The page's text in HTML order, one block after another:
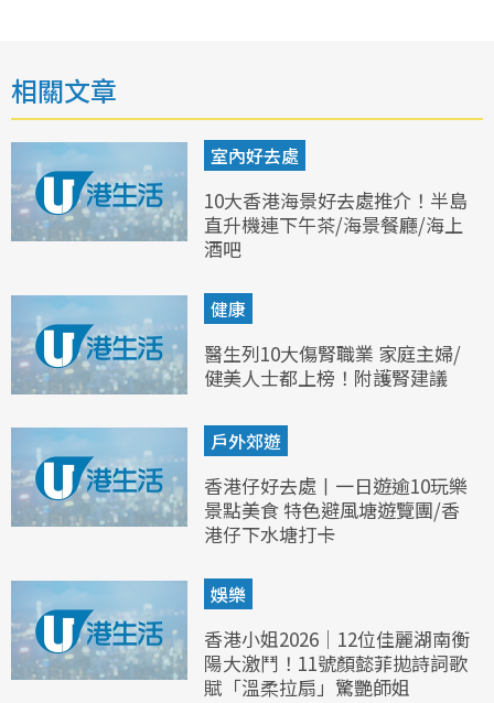
相關文章
室內好去處
10大香港海景好去處推介！半島
直升機連下午茶/海景餐廳/海上
酒吧
健康
醫生列10大傷腎職業 家庭主婦/
健美人士都上榜！附護腎建議
戶外郊遊
香港仔好去處丨一日遊逾10玩樂
景點美食 特色避風塘遊覽團/香
港仔下水塘打卡
娛樂
香港小姐2026｜12位佳麗湖南衡
陽大激鬥！11號顏懿菲拋詩詞歌
賦「溫柔拉扇」驚艷師姐